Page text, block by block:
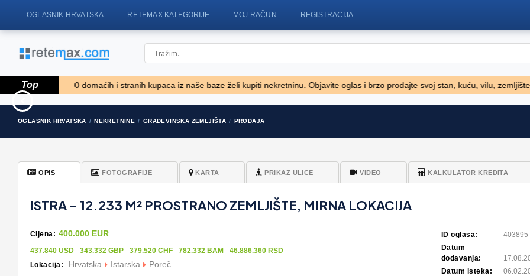
OGLASNIK HRVATSKA RETEMAX KATEGORIJE MOJ RAČUN REGISTRACIJA
Top
od 9,000 domaćih i stranih kupaca iz naše baze želi kupiti nekretninu. Objavite oglas i brzo prodajte svoj stan, kuću, vilu, zemljište... -
Flybridge..
POREČ okolica-obiteljska kuća
sa 5 spavačć..
OGLASNIK HRVATSKA NEKRETNINE GRAĐEVINSKA ZEMLJIŠTA PRODAJA
OPIS FOTOGRAFIJE KARTA PRIKAZ ULICE VIDEO KALKULATOR KREDITA
ISTRA – 12.233 M² PROSTRANO ZEMLJIŠTE, MIRNA LOKACIJA
Cijena: 400.000 EUR
437.840 USD 343.332 GBP 379.520 CHF 782.332 BAM
46.886.360 RSD
Lokacija:
Hrvatska Istarska Poreč
ID oglasa:
403895
Datum
dodavanja:
Datum isteka: